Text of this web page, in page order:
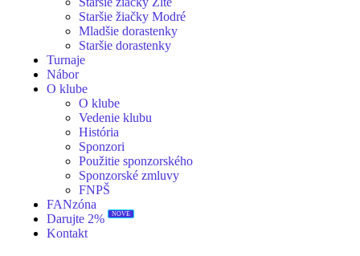
Staršie žiačky Modré
Mladšie dorastenky
Staršie dorastenky
Turnaje
Nábor
O klube
O klube
Vedenie klubu
História
Sponzori
Použitie sponzorského
Sponzorské zmluvy
FNPŠ
FANzóna
Darujte 2%
NOVÉ
Kontakt